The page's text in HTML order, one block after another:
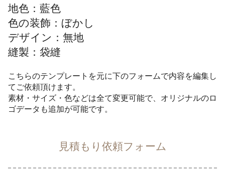
地色：藍色
色の装飾：ぼかし
デザイン：無地
縫製：袋縫
こちらのテンプレートを元に下のフォームで内容を編集し
てご依頼頂けます。
素材・サイズ・色などは全て変更可能で、オリジナルのロ
ゴデータも追加が可能です。
見積もり依頼フォーム